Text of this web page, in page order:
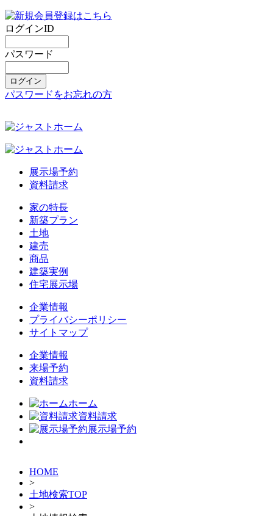
ログインID
パスワード
パスワードをお忘れの方
展示場予約
資料請求
家の特長
新築プラン
土地
建売
商品
建築実例
住宅展示場
企業情報
プライバシーポリシー
サイトマップ
企業情報
来場予約
資料請求
ホーム
資料請求
展示場予約
HOME
>
土地検索TOP
>